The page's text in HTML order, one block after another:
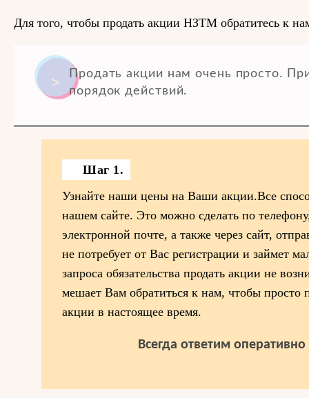
Для того, чтобы продать акции НЗТМ обратитесь к
Продать акции нам очень просто.
порядок действий.
Шаг 1.
Узнайте наши цены на Ваши акции.Все
нашем сайте. Это можно сделать по
электронной почте, а также через сайт,
не потребует от Вас регистрации и займет
запроса обязательства продать акции не
мешает Вам обратиться к нам, чтобы просто
акции в настоящее время.
Всегда ответим